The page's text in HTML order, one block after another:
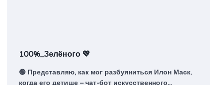
100%_Зелёного 💚
🟢 Представляю, как мог разбуяниться Илон Маск,
когда его детище – чат-бот искусственного